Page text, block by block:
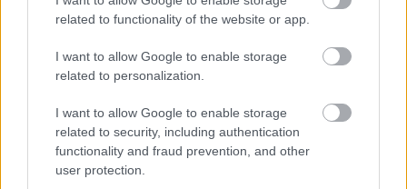
related to functionality of the website or app.
I want to allow Google to enable storage
related to personalization.
I want to allow Google to enable storage
related to security, including authentication
functionality and fraud prevention, and other
user protection.
Szenci Molnár Albert: Imádságos könyvecske.
Heidelberg, 1621. Címlap –